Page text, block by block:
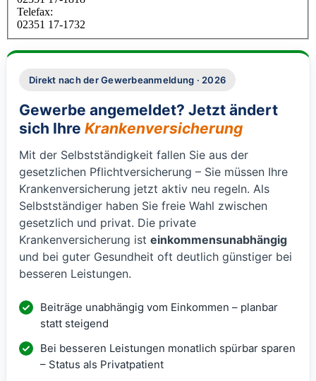
Telefax:
02351 17-1732
Direkt nach der Gewerbeanmeldung · 2026
Gewerbe angemeldet? Jetzt ändert
sich Ihre Krankenversicherung
Mit der Selbstständigkeit fallen Sie aus der
gesetzlichen Pflichtversicherung – Sie müssen Ihre
Krankenversicherung jetzt aktiv neu regeln. Als
Selbstständiger haben Sie freie Wahl zwischen
gesetzlich und privat. Die private
Krankenversicherung ist einkommensunabhängig
und bei guter Gesundheit oft deutlich günstiger bei
besseren Leistungen.
Beiträge unabhängig vom Einkommen – planbar
statt steigend
Bei besseren Leistungen monatlich spürbar sparen
– Status als Privatpatient